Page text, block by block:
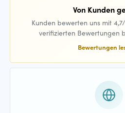
Von Kunden
Kunden bewerten uns mit
verifizierten Bewertungen
Bewertungen